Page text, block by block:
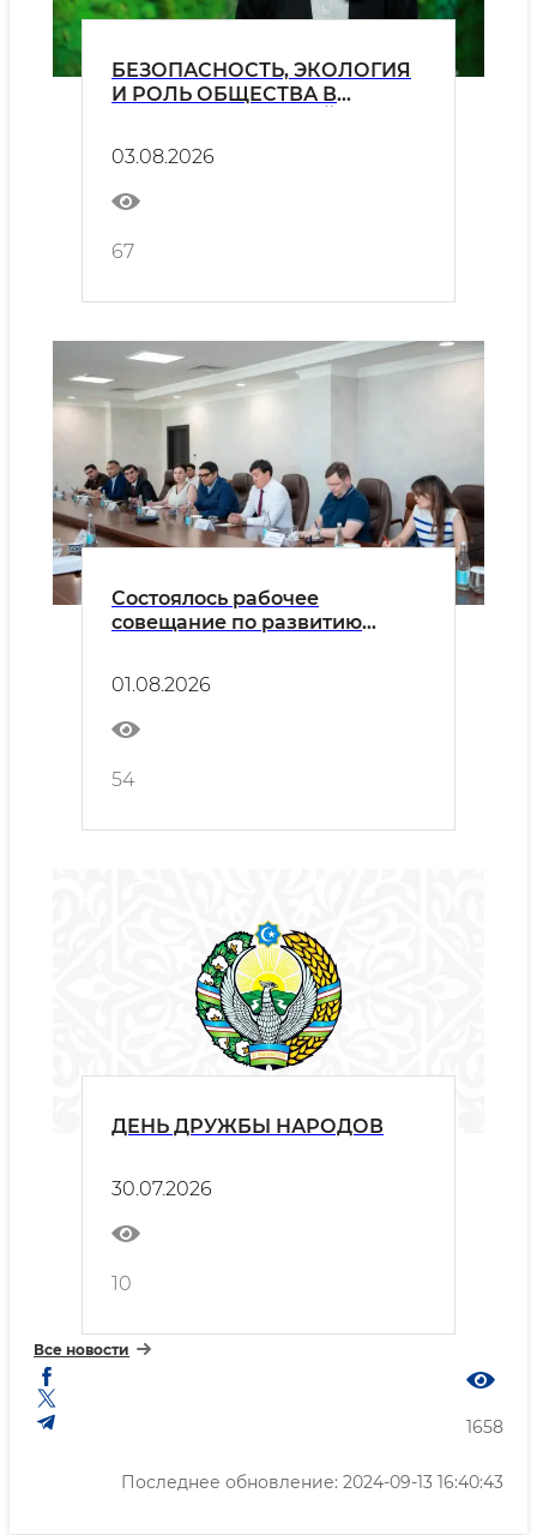
БЕЗОПАСНОСТЬ, ЭКОЛОГИЯ
И РОЛЬ ОБЩЕСТВА В
03.08.2026
67
Состоялось рабочее
совещание по развитию
атомной отрасли
01.08.2026
54
ДЕНЬ ДРУЖБЫ НАРОДОВ
30.07.2026
10
Все новости
1658
Последнее обновление: 2024-09-13 16:40:43